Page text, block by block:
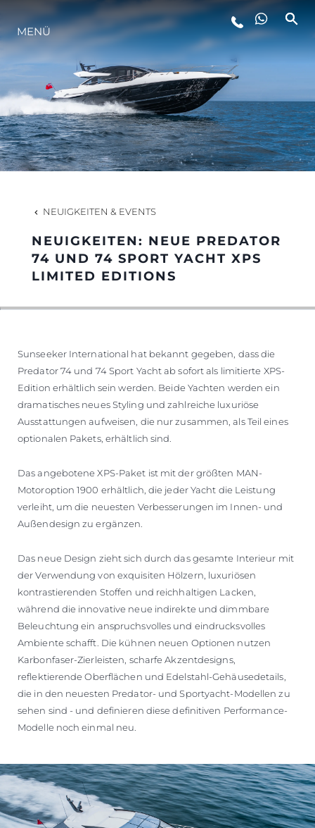
LIFESTYLE
INNOVATION
DIE FIRMA
DAS TEAM
GESCHICHTE
BEWERTEN SIE IHR BOOT
MENÜ
NEUIGKEITEN & EVENTS
NEUIGKEITEN: NEUE PREDATOR
74 UND 74 SPORT YACHT XPS
LIMITED EDITIONS
Sunseeker International hat bekannt gegeben, dass die
Predator 74 und 74 Sport Yacht ab sofort als limitierte XPS-
Edition erhältlich sein werden. Beide Yachten werden ein
dramatisches neues Styling und zahlreiche luxuriöse
Ausstattungen aufweisen, die nur zusammen, als Teil eines
optionalen Pakets, erhältlich sind.
Das angebotene XPS-Paket ist mit der größten MAN-
Motoroption 1900 erhältlich, die jeder Yacht die Leistung
verleiht, um die neuesten Verbesserungen im Innen- und
Außendesign zu ergänzen.
Das neue Design zieht sich durch das gesamte Interieur mit
der Verwendung von exquisiten Hölzern, luxuriösen
kontrastierenden Stoffen und reichhaltigen Lacken,
während die innovative neue indirekte und dimmbare
Beleuchtung ein anspruchsvolles und eindrucksvolles
Ambiente schafft. Die kühnen neuen Optionen nutzen
Karbonfaser-Zierleisten, scharfe Akzentdesigns,
reflektierende Oberflächen und Edelstahl-Gehäusedetails,
die in den neuesten Predator- und Sportyacht-Modellen zu
sehen sind - und definieren diese definitiven Performance-
Modelle noch einmal neu.